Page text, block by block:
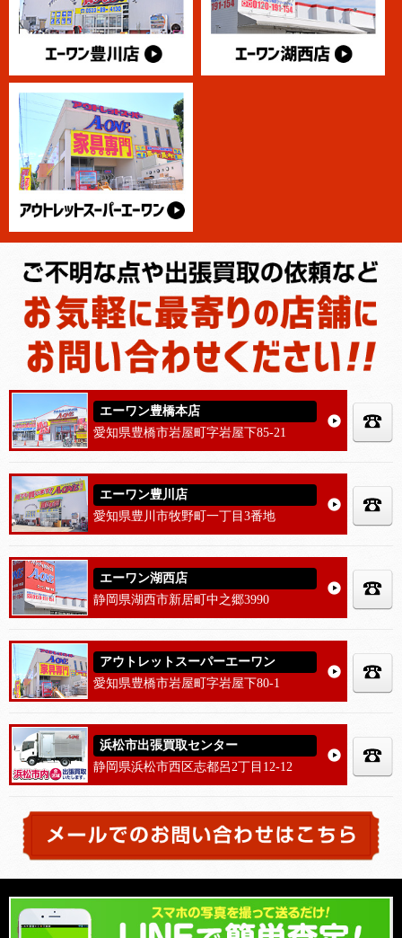
エーワン豊橋本店
愛知県豊橋市岩屋町字岩屋下85-21
エーワン豊川店
愛知県豊川市牧野町一丁目3番地
エーワン湖西店
静岡県湖西市新居町中之郷3990
アウトレットスーパーエーワン
愛知県豊橋市岩屋町字岩屋下80-1
浜松市出張買取センター
静岡県浜松市西区志都呂2丁目12-12